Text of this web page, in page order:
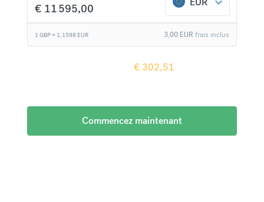
€ 11 595,00
1 GBP = 1,1598 EUR frais inclus
3,00 EUR
€ 302,51
Commencez maintenant